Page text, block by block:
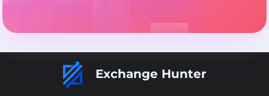
Exchange Hunter